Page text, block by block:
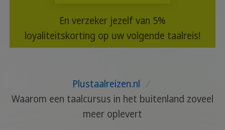
En verzeker jezelf van 5%
loyaliteitskorting op uw volgende taalreis!
Plustaalreizen.nl /
Waarom een taalcursus in het buitenland zoveel
meer oplevert